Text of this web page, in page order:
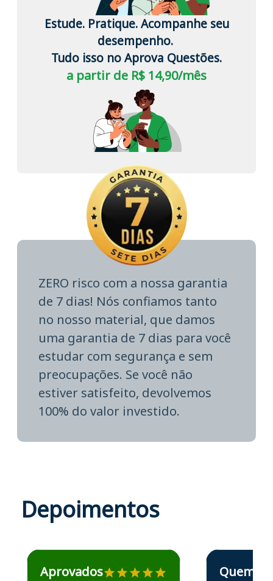
Estude. Pratique. Acompanhe seu
desempenho.
Tudo isso no Aprova Questões.
a partir de R$ 14,90/mês
ZERO risco com a nossa garantia
de 7 dias! Nós confiamos tanto
no nosso material, que damos
uma garantia de 7 dias para você
estudar com segurança e sem
preocupações. Se você não
estiver satisfeito, devolvemos
100% do valor investido.
Depoimentos
Estudante José recomenda o Aprova Concursos em
Aprovados
Estudante Elais
Quem